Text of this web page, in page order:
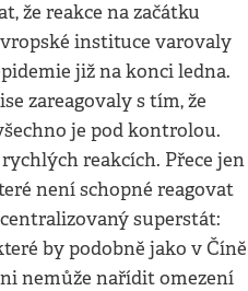
že reakce na začátku
instituce varovaly
již na konci ledna.
zareagovaly s tím, že
je pod kontrolou.
reakcích. Přece jen
není schopné reagovat
superstát:
by podobně jako v Číně
nemůže nařídit omezení